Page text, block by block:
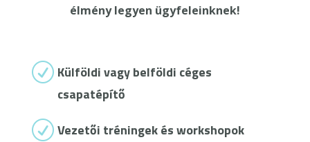
élmény legyen ügyfeleinknek!
R Külföldi vagy belföldi céges
csapatépítő
RVezetői tréningek és workshopok